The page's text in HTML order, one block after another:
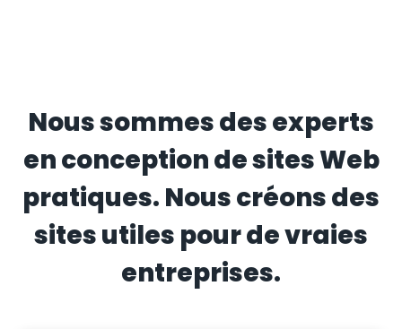
Nous sommes des experts
en conception de sites Web
pratiques. Nous créons des
sites utiles pour de vraies
entreprises.